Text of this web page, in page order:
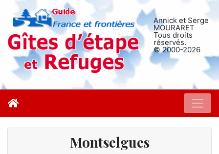
Annick et Serge
MOURARET
Tous droits
réservés.
© 2000-2026
Montselgues